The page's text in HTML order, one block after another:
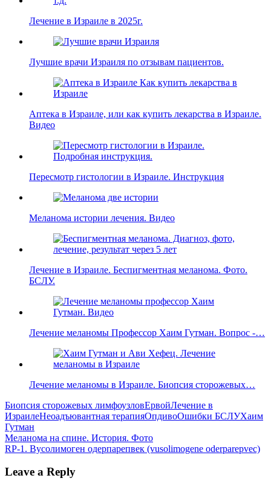
Лечение в Израиле в 2025г.
Лучшие врачи Израиля по отзывам пациентов.
Аптека в Израиле, или как купить лекарства в Израиле.
Видео
Пересмотр гистологии в Израиле. Инструкция
Меланома истории лечения. Видео
Лечение в Израиле. Беспигментная меланома. Фото.
БСЛУ.
Лечение меланомы Профессор Хаим Гутман. Вопрос -…
Лечение меланомы в Израиле. Биопсия сторожевых…
Биопсия сторожевых лимфоузловЕрвойЛечение в
ИзраилеНеоадъювантная терапияОпдивоОшибки БСЛУХаим
Гутман
Навигация
по
записям
Previous
Post:
Меланома на спине. История. Фото
Next
RP-1. Вусолимоген одерпарепвек (vusolimogene oderparepvec)
Leave a Reply